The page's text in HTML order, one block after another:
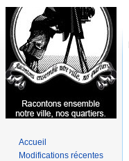
Accueil
Modifications récentes